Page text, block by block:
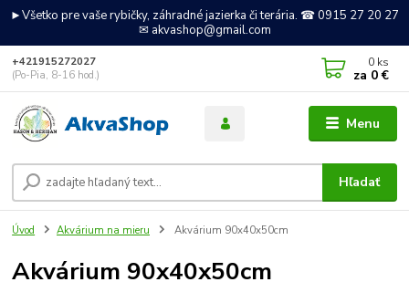
►Všetko pre vaše rybičky, záhradné jazierka či terária. ☎ 0915 27 20 27
✉ akvashop@gmail.com
Menu
Hľadať
+421915272027
(Po-Pia, 8-16 hod.)
0 ks
za 0 €
Úvod Akvárium na mieru Akvárium 90x40x50cm
Akvárium 90x40x50cm